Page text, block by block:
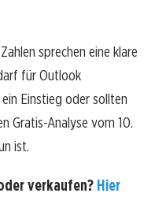
sprechen eine klare
für Outlook
Einstieg oder sollten
Gratis-Analyse vom 10.
ist.
verkaufen? Hier